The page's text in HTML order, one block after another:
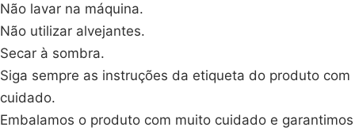
Não lavar na máquina.
Não utilizar alvejantes.
Secar à sombra.
Siga sempre as instruções da etiqueta do produto com
cuidado.
Embalamos o produto com muito cuidado e garantimos